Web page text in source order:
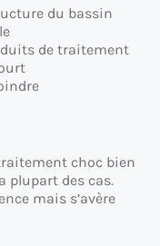
du bassin
de traitement
choc bien
plupart des cas.
mais s’avère